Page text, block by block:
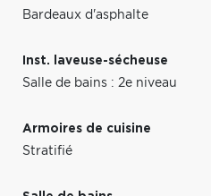
Bardeaux d'asphalte
Inst. laveuse-sécheuse
Salle de bains : 2e niveau
Armoires de cuisine
Stratifié